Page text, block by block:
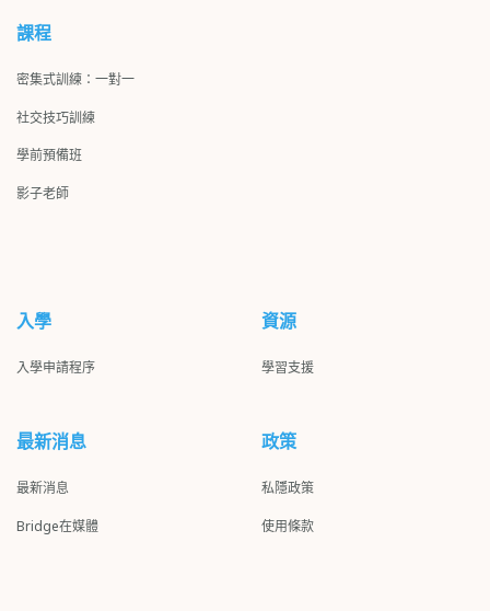
課程
密集式訓練：一對一
社交技巧訓練
學前預備班
影子老師
入學
入學申請程序
最新消息
最新消息
Bridge在媒體
資源
學習支援
政策
私隱政策
使用條款